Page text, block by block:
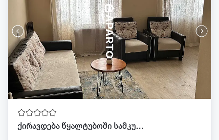
ქირავდება წყალტუბოში სამკურნალო აბაზანებთან ახლოს ბინა